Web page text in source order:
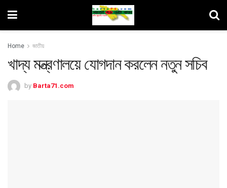
Home জাতীয়
খাদ্য মন্ত্রণালয়ে যোগদান করলেন নতুন সচিব
by Barta71.com